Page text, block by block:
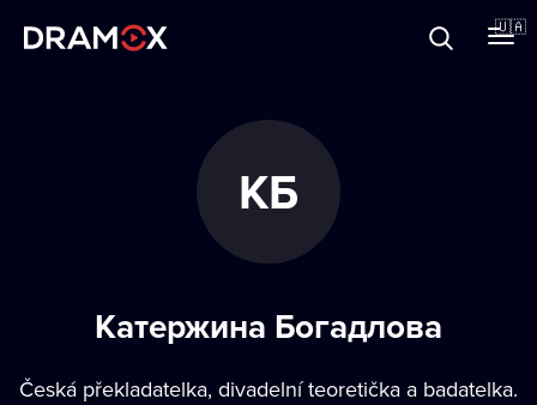
🇺🇦
Зареєструватися
КБ
Катержина Богадлова
Česká překladatelka, divadelní teoretička a badatelka.